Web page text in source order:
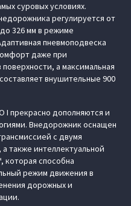
суровых условиях.
регулируется от
326 мм в режиме
пневмоподвеска
даже при
а максимальная
внушительные 900
I прекрасно дополняются и
Внедорожник оснащен
с двумя
также интеллектуальной
которая способна
режим движения в
дорожных и